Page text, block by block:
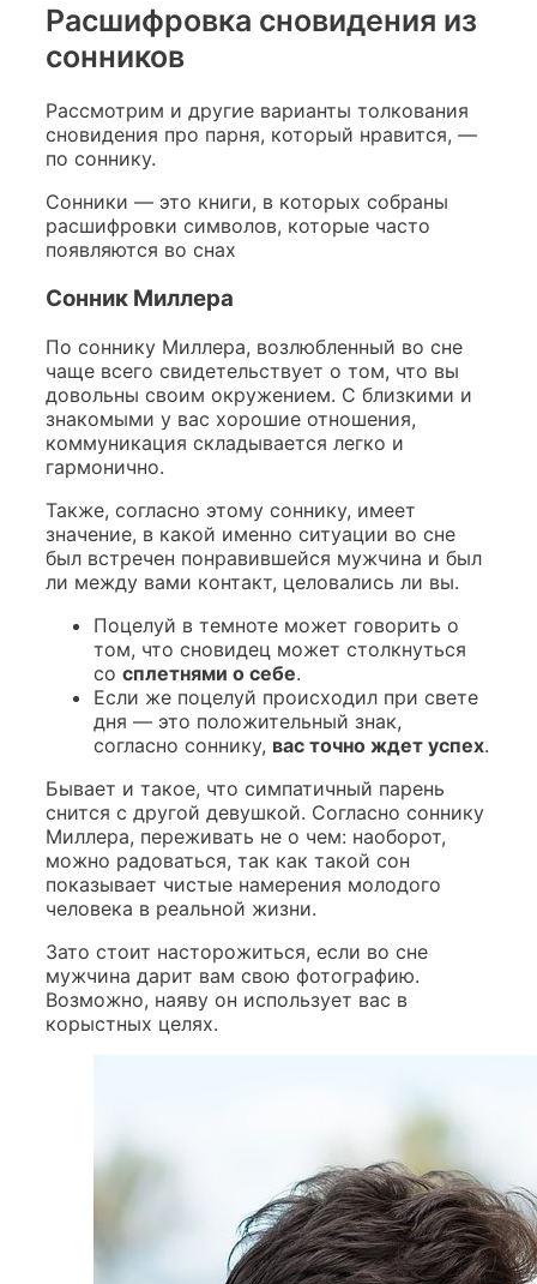
Расшифровка сновидения из
сонников
Рассмотрим и другие варианты толкования
сновидения про парня, который нравится, —
по соннику.
Сонники — это книги, в которых собраны
расшифровки символов, которые часто
появляются во снах
Cонник Миллера
По соннику Миллера, возлюбленный во сне
чаще всего свидетельствует о том, что вы
довольны своим окружением. С близкими и
знакомыми у вас хорошие отношения,
коммуникация складывается легко и
гармонично.
Также, согласно этому соннику, имеет
значение, в какой именно ситуации во сне
был встречен понравившейся мужчина и был
ли между вами контакт, целовались ли вы.
Поцелуй в темноте может говорить о
том, что сновидец может столкнуться
со сплетнями о себе.
Если же поцелуй происходил при свете
дня — это положительный знак,
согласно соннику, вас точно ждет успех.
Бывает и такое, что симпатичный парень
снится с другой девушкой. Согласно соннику
Миллера, переживать не о чем: наоборот,
можно радоваться, так как такой сон
показывает чистые намерения молодого
человека в реальной жизни.
Зато стоит насторожиться, если во сне
мужчина дарит вам свою фотографию.
Возможно, наяву он использует вас в
корыстных целях.